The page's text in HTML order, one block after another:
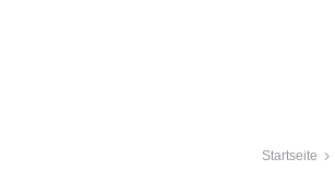
Startseite